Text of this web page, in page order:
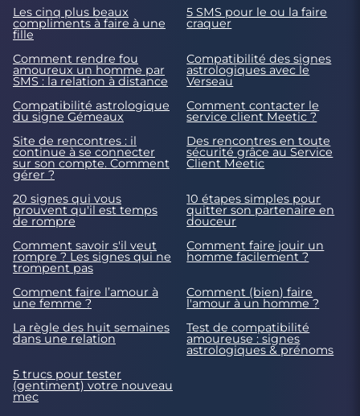
Les cinq plus beaux
compliments à faire à une
fille
5 SMS pour le ou la faire
craquer
Comment rendre fou
amoureux un homme par
SMS : la relation à distance
Compatibilité des signes
astrologiques avec le
Verseau
Compatibilité astrologique
du signe Gémeaux
Comment contacter le
service client Meetic ?
Site de rencontres : il
continue à se connecter
sur son compte. Comment
gérer ?
Des rencontres en toute
sécurité grâce au Service
Client Meetic
20 signes qui vous
prouvent qu'il est temps
de rompre
10 étapes simples pour
quitter son partenaire en
douceur
Comment savoir s'il veut
rompre ? Les signes qui ne
trompent pas
Comment faire jouir un
homme facilement ?
Comment faire l’amour à
une femme ?
Comment (bien) faire
l'amour à un homme ?
La règle des huit semaines
dans une relation
Test de compatibilité
amoureuse : signes
astrologiques & prénoms
5 trucs pour tester
(gentiment) votre nouveau
mec